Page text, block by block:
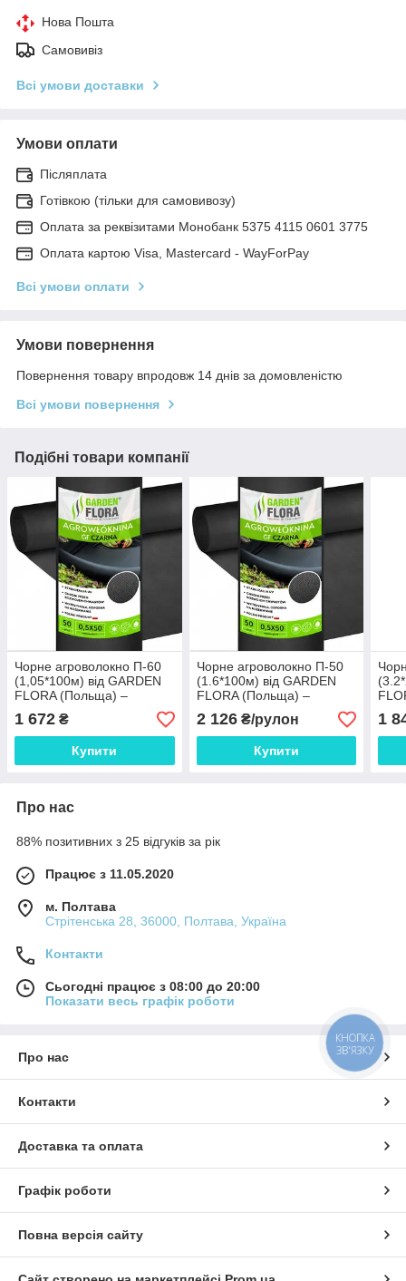
Нова Пошта
Самовивіз
Всі умови доставки
Умови оплати
Післяплата
Готівкою (тільки для самовивозу)
Оплата за реквізитами Монобанк 5375 4115 0601 3775
Оплата картою Visa, Mastercard - WayForPay
Всі умови оплати
Умови повернення
Повернення товару впродовж 14 днів за домовленістю
Всі умови повернення
Подібні товари компанії
Чорне агроволокно П-60
(1,05*100м) від GARDEN
FLORA (Польща) –
професійний захист для
ваших культур
1 672 ₴
Купити
Чорне агроволокно П-50
(1.6*100м) від GARDEN
FLORA (Польща) –
ефективний захист для
ваших рослин та ґрунту
2 126₴/рулон
Купити
1
Про нас
88% позитивних з 25 відгуків за рік
Працює з 11.05.2020
м. Полтава
Стрітенська 28, 36000, Полтава, Україна
Контакти
Сьогодні працює з 08:00 до 20:00
Показати весь графік роботи
Про нас
Контакти
Доставка та оплата
Графік роботи
Повна версія сайту
КНОПКА
ЗВ'ЯЗКУ